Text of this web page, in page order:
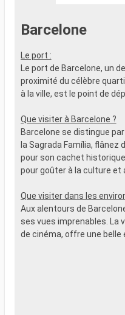
- Activités récréatives
- Personnel qualifié
AUTRES PRIVILÈGES
- Points MSC Voyagers
Barcelone
Le port :
Le port de Barcelone, un
proximité du célèbre
à la ville, est le point de
Que visiter à Barcelone ?
Barcelone se distingue
la Sagrada Família, flânez
pour son cachet
pour goûter à la culture et
Que visiter dans les
Aux alentours de
ses vues imprenables. La
de cinéma, offre une belle